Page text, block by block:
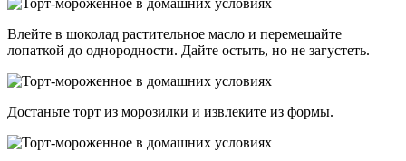
Влейте в шоколад растительное масло и перемешайте
лопаткой до однородности. Дайте остыть, но не загустеть.
Достаньте торт из морозилки и извлеките из формы.